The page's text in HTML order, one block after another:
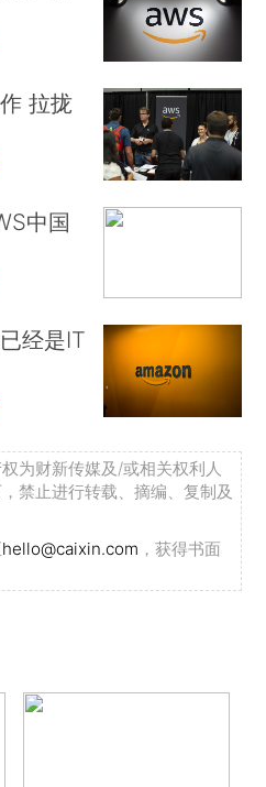
拉拢
中国
经是IT
为财新传媒及/或相关权利人
禁止进行转载、摘编、复制及
hello@caixin.com ，获得书面